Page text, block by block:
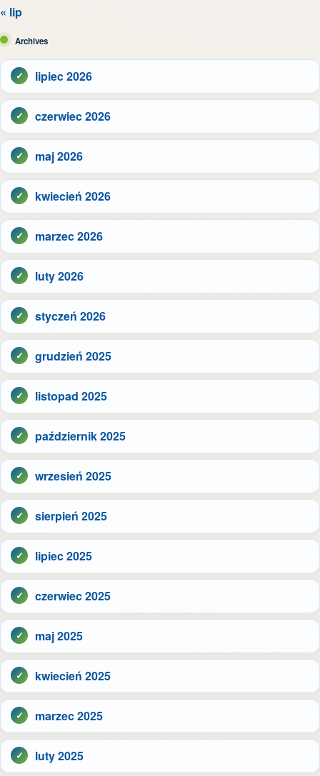
« lip
Archives
lipiec 2026
czerwiec 2026
maj 2026
kwiecień 2026
marzec 2026
luty 2026
styczeń 2026
grudzień 2025
listopad 2025
październik 2025
wrzesień 2025
sierpień 2025
lipiec 2025
czerwiec 2025
maj 2025
kwiecień 2025
marzec 2025
luty 2025